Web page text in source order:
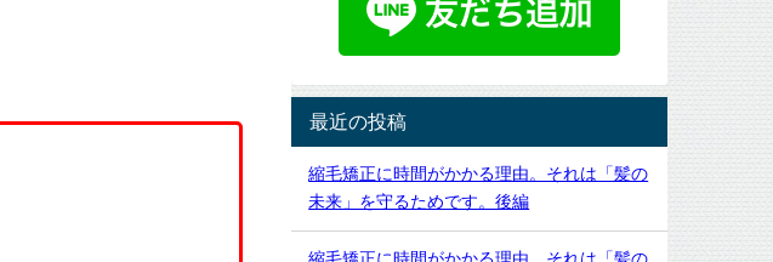
最近の投稿
縮毛矯正に時間がかかる理由。それは「髪の
未来」を守るためです。後編